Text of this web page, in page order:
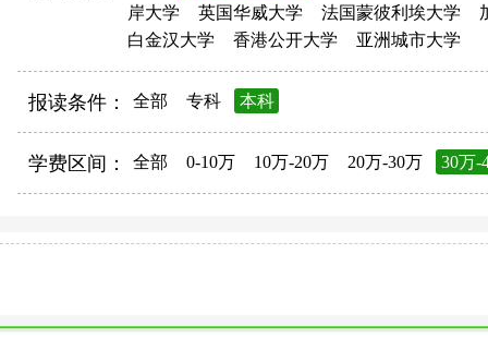
岸大学
英国华威大学 法国蒙彼利埃大学
白金汉大学
香港公开大学 亚洲城市大学
报读条件： 全部 专科 本科
学费区间： 全部 0-10万 10万-20万 20万-30万 30万-